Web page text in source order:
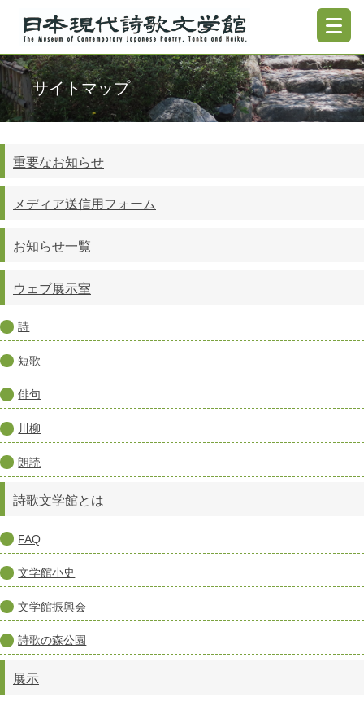
サイトマップ
重要なお知らせ
メディア送信用フォーム
お知らせ一覧
ウェブ展示室
詩
短歌
俳句
川柳
朗読
詩歌文学館とは
FAQ
文学館小史
文学館振興会
詩歌の森公園
展示